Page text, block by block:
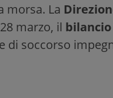
morsa. La
marzo, il
di soccorso